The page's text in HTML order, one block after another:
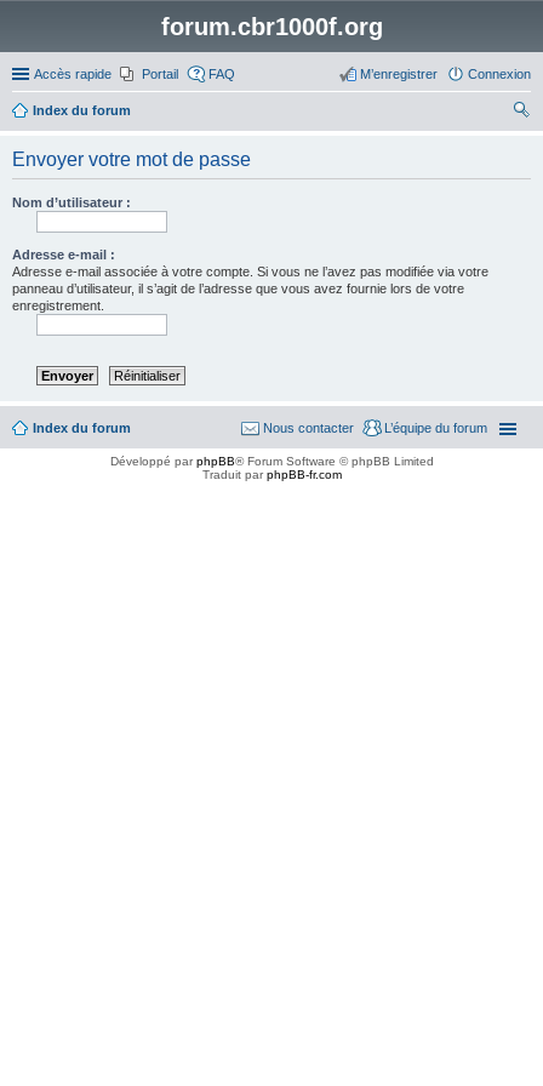
forum.cbr1000f.org
Accès rapide Portail FAQ Connexion
M’enregistrer
Index du forum
Envoyer votre mot de passe
Nom d’utilisateur :
Adresse e-mail :
Adresse e-mail associée à votre compte. Si vous ne l’avez pas modifiée via votre
panneau d’utilisateur, il s’agit de l’adresse que vous avez fournie lors de votre
enregistrement.
Index du forum L’équipe du forum
Nous contacter
Développé parphpBB® Forum Software © phpBB Limited
Traduit parphpBB-fr.com